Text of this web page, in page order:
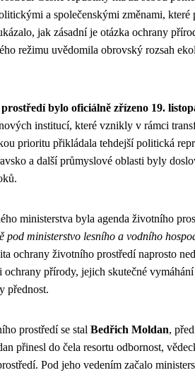
a společenskými změnami,
jak zásadní je otázka ochrany
režimu uvědomila obrovský rozsah
bylo oficiálně zřízeno 19.
institucí, které vznikly v rámci
prioritu přikládala tehdejší politická
a další průmyslové oblasti byly
ministerstva byla agenda životního
pod ministerstvo lesního a vodního
ochrany životního prostředí naprosto
přírody, jejich skutečné
přednost.
prostředí se stal Bedřich Moldan,
přinesl do čela resortu odbornost,
Pod jeho vedením začalo